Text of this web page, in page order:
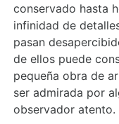
conservado hasta
infinidad de
pasan
de ellos puede
pequeña obra de
ser admirada por
observador atento.